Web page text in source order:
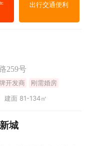
出行交通便利
259号
开发商 刚需婚房
建面 81-134㎡
城